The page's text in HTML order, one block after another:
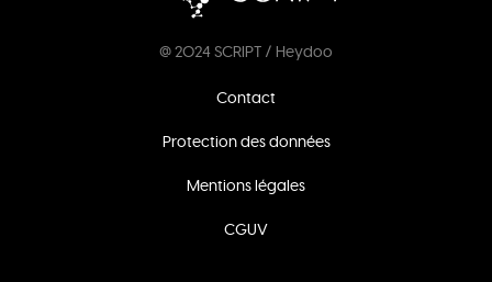
@ 2024 SCRIPT / Heydoo
Contact
Protection des données
Mentions légales
CGUV